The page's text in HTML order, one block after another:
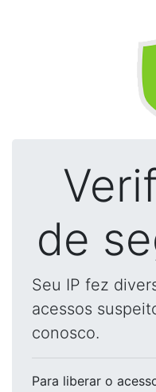
de
Seu IP fez
acessos
conosco.
Para liberar o